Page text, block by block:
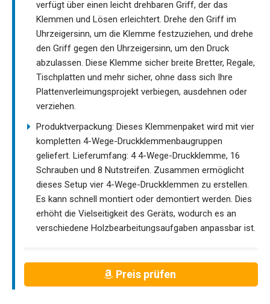
verfügt über einen leicht drehbaren Griff, der das
Klemmen und Lösen erleichtert. Drehe den Griff im
Uhrzeigersinn, um die Klemme festzuziehen, und drehe
den Griff gegen den Uhrzeigersinn, um den Druck
abzulassen. Diese Klemme sicher breite Bretter, Regale,
Tischplatten und mehr sicher, ohne dass sich Ihre
Plattenverleimungsprojekt verbiegen, ausdehnen oder
verziehen.
Produktverpackung: Dieses Klemmenpaket wird mit vier
kompletten 4-Wege-Druckklemmenbaugruppen
geliefert. Lieferumfang: 4 4-Wege-Druckklemme, 16
Schrauben und 8 Nutstreifen. Zusammen ermöglicht
dieses Setup vier 4-Wege-Druckklemmen zu erstellen.
Es kann schnell montiert oder demontiert werden. Dies
erhöht die Vielseitigkeit des Geräts, wodurch es an
verschiedene Holzbearbeitungsaufgaben anpassbar ist.
Preis prüfen